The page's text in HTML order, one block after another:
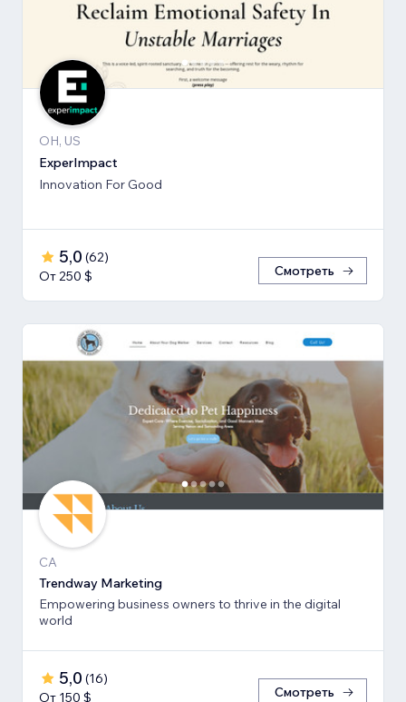
OH, US
ExperImpact
Innovation For Good
5,0 (62)
От 250 $
Смотреть
CA
Trendway Marketing
Empowering business owners to thrive in the digital
world
5,0 (16)
От 150 $
Смотреть